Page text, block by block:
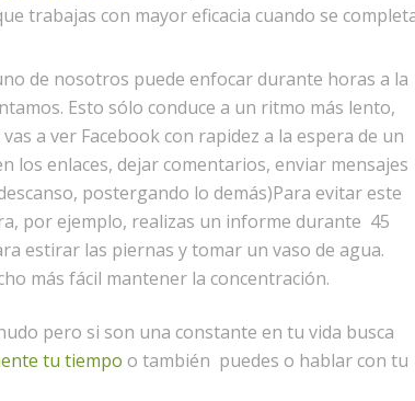
trabajas con mayor eficacia cuando se
de nosotros puede enfocar durante horas a la
Esto sólo conduce a un ritmo más lento,
a ver Facebook con rapidez a la espera de un
los enlaces, dejar comentarios, enviar mensajes
postergando lo demás)Para evitar este
por ejemplo, realizas un informe durante 45
estirar las piernas y tomar un vaso de agua.
más fácil mantener la concentración.
pero si son una constante en tu vida busca
tu tiempo o también puedes o hablar con tu